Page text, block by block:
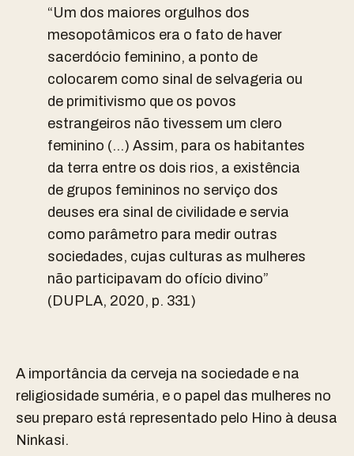
“Um dos maiores orgulhos dos
mesopotâmicos era o fato de haver
sacerdócio feminino, a ponto de
colocarem como sinal de selvageria ou
de primitivismo que os povos
estrangeiros não tivessem um clero
feminino (…) Assim, para os habitantes
da terra entre os dois rios, a existência
de grupos femininos no serviço dos
deuses era sinal de civilidade e servia
como parâmetro para medir outras
sociedades, cujas culturas as mulheres
não participavam do ofício divino”
(DUPLA, 2020, p. 331)
A importância da cerveja na sociedade e na
religiosidade suméria, e o papel das mulheres no
seu preparo está representado pelo Hino à deusa
Ninkasi.